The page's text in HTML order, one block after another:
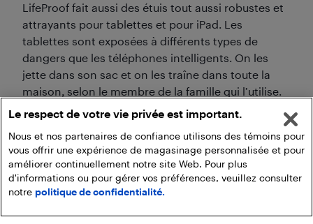
LifeProof fait aussi des étuis tout aussi robustes et
attrayants pour tablettes et pour iPad. Les
tablettes sont exposées à différents types de
dangers que les téléphones intelligents. On les
jette dans son sac et on les traîne dans toute la
maison, selon le membre de la famille qui l’utilise.
LifeProof vous aide à tirer le maximum de votre
appareil avec ses étuis robustes compatibles à une
vaste gamme de modèles.
Le respect de votre vie privée est important.
Nous et nos partenaires de confiance utilisons des témoins pour
vous offrir une expérience de magasinage personnalisée et pour
améliorer continuellement notre site Web. Pour plus
d'informations ou pour gérer vos préférences, veuillez consulter
notre politique de confidentialité.